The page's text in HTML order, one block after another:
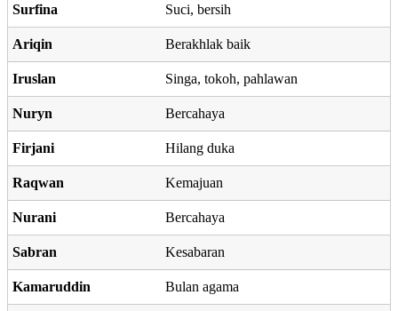
Surfina Suci, bersih
Ariqin Berakhlak baik
Iruslan Singa, tokoh, pahlawan
Nuryn Bercahaya
Firjani Hilang duka
Raqwan Kemajuan
Nurani Bercahaya
Sabran Kesabaran
Kamaruddin Bulan agama